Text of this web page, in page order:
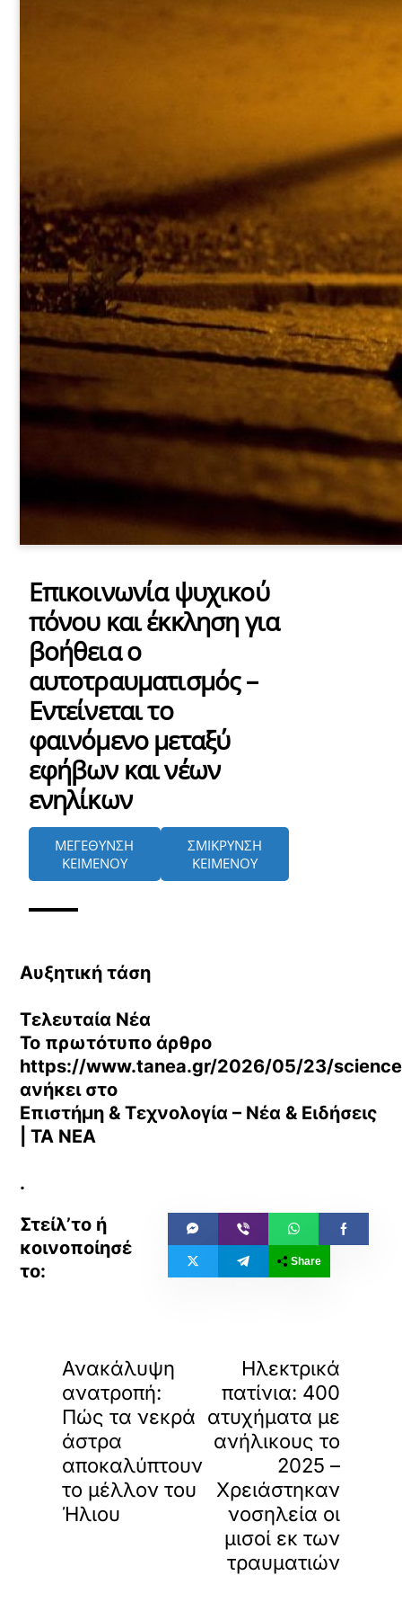
Επικοινωνία ψυχικού
πόνου και έκκληση για
βοήθεια ο
αυτοτραυματισμός –
Εντείνεται το
φαινόμενο μεταξύ
εφήβων και νέων
ενηλίκων
ΜΕΓΕΘΥΝΣΗ
ΚΕΙΜΕΝΟΥ
ΣΜΙΚΡΥΝΣΗ
ΚΕΙΜΕΝΟΥ
Αυξητική τάση
Τελευταία Νέα
Το πρωτότυπο άρθρο
https://www.tanea.gr/2026/05/23/
ανήκει στο
Επιστήμη & Τεχνολογία – Νέα & Ειδήσεις
| ΤΑ ΝΕΑ
.
Share
Ανακάλυψη
ανατροπή:
Πώς τα νεκρά
άστρα
αποκαλύπτουν
το μέλλον του
Ήλιου
Ηλεκτρικά
πατίνια: 400
ατυχήματα με
ανήλικους το
2025 –
Χρειάστηκαν
νοσηλεία οι
μισοί εκ των
τραυματιών